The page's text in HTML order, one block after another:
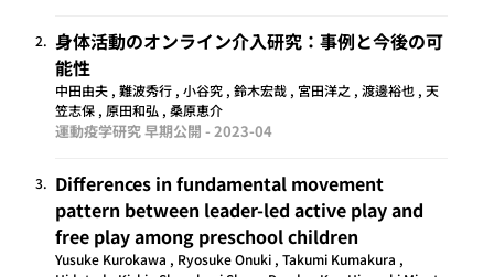
2. 身体活動のオンライン介入研究：事例と今後の可
能性
中田由夫 , 難波秀行 , 小谷究 , 鈴木宏哉 , 宮田洋之 , 渡邊裕也 , 天
笠志保 , 原田和弘 , 桑原恵介
運動疫学研究 早期公開 - 2023-04
3. Differences in fundamental movement
pattern between leader-led active play and
free play among preschool children
Yusuke Kurokawa , Ryosuke Onuki , Takumi Kumakura ,